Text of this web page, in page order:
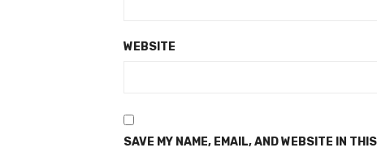
WEBSITE
SAVE MY NAME, EMAIL, AND WEBSITE IN